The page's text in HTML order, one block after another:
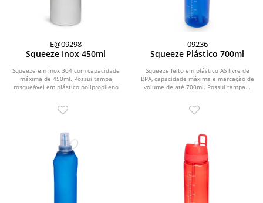
E@09298
Squeeze Inox 450ml
Squeeze em inox 304 com capacidade
máxima de 450ml. Possui tampa
rosqueável em plástico polipropileno
09236
Squeeze Plástico 700ml
Squeeze feito em plástico AS livre de
BPA, capacidade máxima e marcação de
volume de até 700ml. Possui tampa...